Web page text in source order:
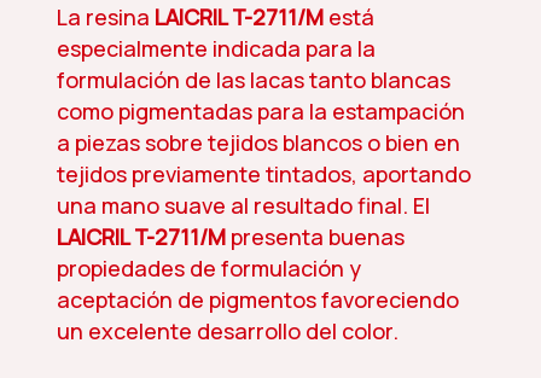
La resina LAICRIL T-2711/Mestá
especialmente indicada para la
formulación de las lacas tanto blancas
como pigmentadas para la estampación
a piezas sobre tejidos blancos o bien en
tejidos previamente tintados, aportando
una mano suave al resultado final. El
LAICRIL T-2711/Mpresenta buenas
propiedades de formulación y
aceptación de pigmentos favoreciendo
un excelente desarrollo del color.